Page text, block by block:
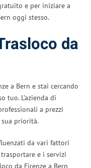
e per iniziare a
oggi stesso.
da
a Bern e stai cercando
tuo. L’azienda di
a prezzi
priorità.
da vari fattori
e i servizi
da Firenze a Bern